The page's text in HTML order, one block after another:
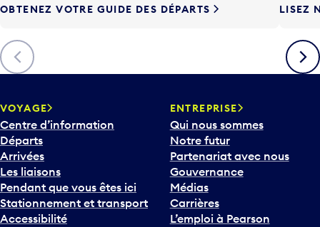
F
è
c
h
v
e
r
s
l
e
b
a
Précédent
OBTENEZ VOTRE GUIDE DES DÉPARTS LISEZ
VOYAGE
Centre d’information
Départs
Arrivées
Les liaisons
Pendant que vous êtes ici
Stationnement et transport
Accessibilité
ENTREPRISE
Qui nous sommes
Notre futur
Partenariat avec nous
Gouvernance
Médias
Carrières
L’emploi à Pearson